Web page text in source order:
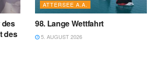
des
des
ATTERSEE A.A.
98. Lange Wettfahrt
5. AUGUST 2026